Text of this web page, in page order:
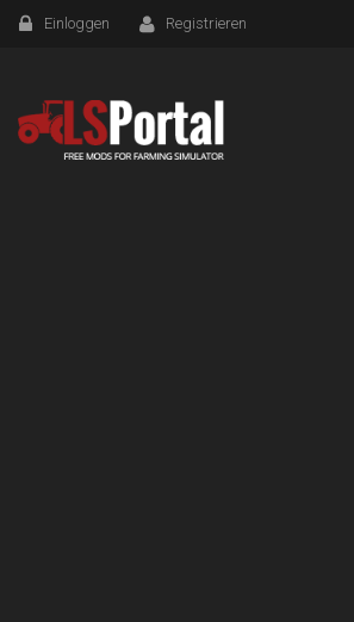
Einloggen Registrieren